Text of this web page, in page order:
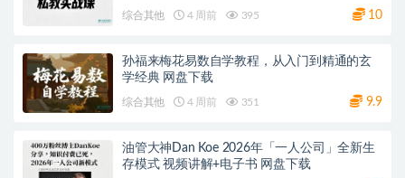
综合其他 4 周前 395 10
孙福来梅花易数自学教程，从入门到精通的玄
学经典 网盘下载
综合其他 4 周前 351 9.9
油管大神Dan Koe 2026年「一人公司」全新生
存模式 视频讲解+电子书 网盘下载